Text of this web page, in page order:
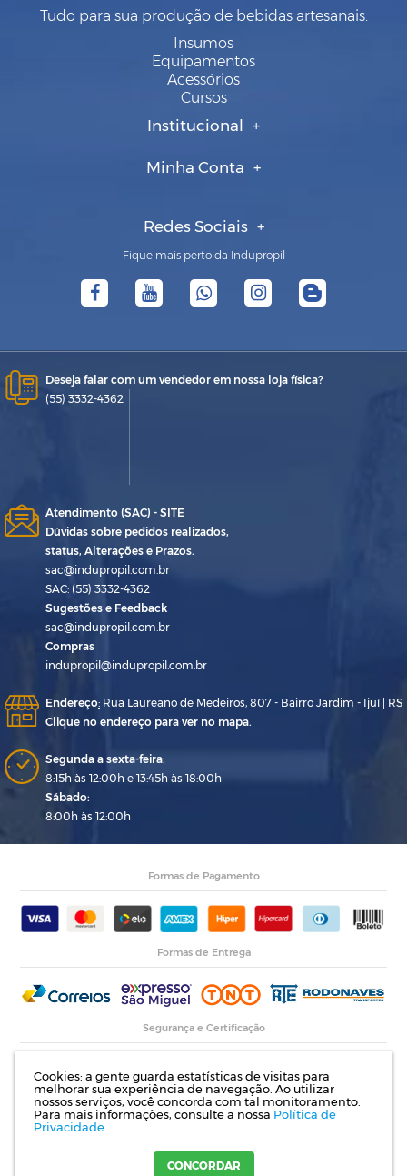
Cookies: a gente guarda estatísticas de visitas para
melhorar sua experiência de navegação. Ao utilizar
nossos serviços, você concorda com tal monitoramento.
Para mais informações, consulte a nossa Política de
Privacidade.
CONCORDAR
Tudo para sua produção de bebidas artesanais.
Insumos
Equipamentos
Acessórios
Cursos
Institucional
Minha Conta
Redes Sociais
Fique mais perto da Indupropil
Deseja falar com um vendedor em nossa loja física?
(55) 3332-4362
Atendimento (SAC) - SITE
Dúvidas sobre pedidos realizados,
status, Alterações e Prazos.
sac@indupropil.com.br
SAC: (55) 3332-4362
Sugestões e Feedback
sac@indupropil.com.br
Compras
indupropil@indupropil.com.br
Endereço: Rua Laureano de Medeiros, 807 - Bairro Jardim - Ijuí | RS
Clique no endereço para ver no mapa.
Segunda a sexta-feira:
8:15h às 12:00h e 13:45h às 18:00h
Sábado:
8:00h às 12:00h
Formas de Pagamento
Formas de Entrega
Segurança e Certificação
Razão Social: Indupropil Indústria e Comércio Ltda | CNPJ: 00.774.194/0001-82 |
Rodovia RS 155, Km 1 esq. Rua Laureano de Medeiros, 782- Ijuí | RS